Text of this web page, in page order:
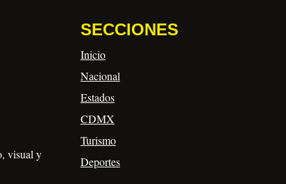
visual y
SECCIONES
Inicio
Nacional
Estados
CDMX
Turismo
Deportes